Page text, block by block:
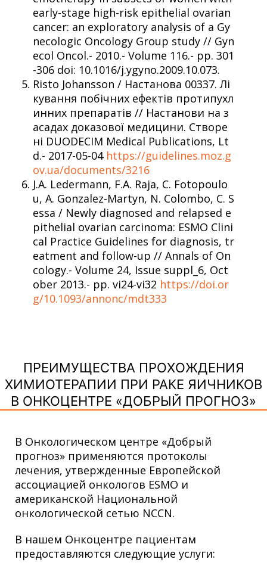
early-stage high-risk epithelial ovarian
cancer: an exploratory analysis of a Gy
necologic Oncology Group study // Gyn
ecol Oncol.- 2010.- Volume 116.- pp. 301
-306 doi: 10.1016/j.ygyno.2009.10.073.
Risto Johansson / Настанова 00337. Лі
кування побічних ефектів протипухл
инних препаратів // Настанови на з
асадах доказової медицини. Створе
ні DUODECIM Medical Publications, Lt
d.- 2017-05-04 https://guidelines.moz.g
ov.ua/documents/3216
J.A. Ledermann, F.A. Raja, C. Fotopoulo
u, A. Gonzalez-Martyn, N. Colombo, C. S
essa / Newly diagnosed and relapsed e
pithelial ovarian carcinoma: ESMO Clini
cal Practice Guidelines for diagnosis, tr
eatment and follow-up // Annals of On
cology.- Volume 24, Issue suppl_6, Oct
ober 2013.- pp. vi24-vi32 https://doi.or
g/10.1093/annonc/mdt333
ПРЕИМУЩЕСТВА ПРОХОЖДЕНИЯ
ХИМИОТЕРАПИИ ПРИ РАКЕ ЯИЧНИКОВ
В ОНКОЦЕНТРЕ «ДОБРЫЙ ПРОГНОЗ»
В Онкологическом центре «Добрый
прогноз» применяются протоколы
лечения, утвержденные Европейской
ассоциацией онкологов ESMO и
американской Национальной
онкологической сетью NCCN.
В нашем Онкоцентре пациентам
предоставляются следующие услуги: